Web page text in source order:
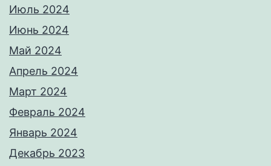
Июль 2024
Июнь 2024
Май 2024
Апрель 2024
Март 2024
Февраль 2024
Январь 2024
Декабрь 2023